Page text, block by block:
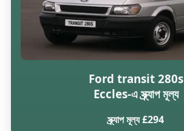
Ford transit 280s
Eccles-এ স্ক্র্যাপ মূল্য
স্ক্র্যাপ মূল্য £294